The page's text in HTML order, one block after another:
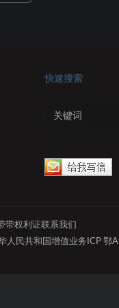
快速搜索
带权利证联系我们
人民共和国增值业务ICP 鄂